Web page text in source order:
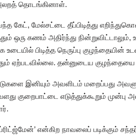
தொடங்கினாள்.
கேட், மேல்சட்டை தீப்பிடித்து
ஒரு கணம் அதிர்ந்து நின்றுவிட்டாலும்,
பிடித்த நெருப்பு குழந்தையின்
ஏதும் ஏற்படவில்லை. தன்னுடைய
இனியும் அவளிடம் மறைப்பது
குறைபாட்டை எடுத்துக்கூறும்
என்கிற நாவலைப் படிக்கும்